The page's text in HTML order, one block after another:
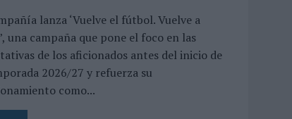
lanza ‘Vuelve el fútbol. Vuelve a
una campaña que pone el foco en las
de los aficionados antes del inicio de
2026/27 y refuerza su
como...